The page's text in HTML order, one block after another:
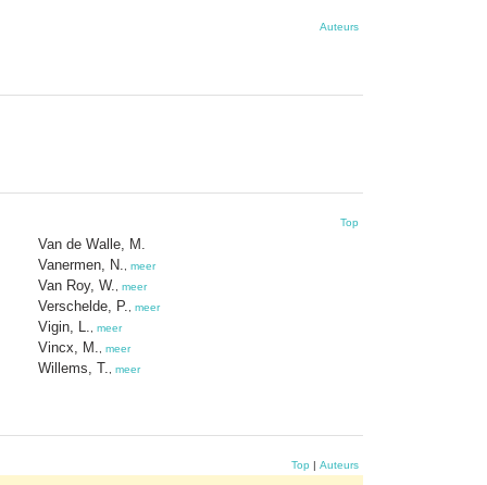
Auteurs
Top
Van de Walle, M.
Vanermen, N.
meer
Van Roy, W. meer
Verschelde, P. meer
Vigin, L. meer
Vincx, M. meer
Willems, T. meer
Top | Auteurs